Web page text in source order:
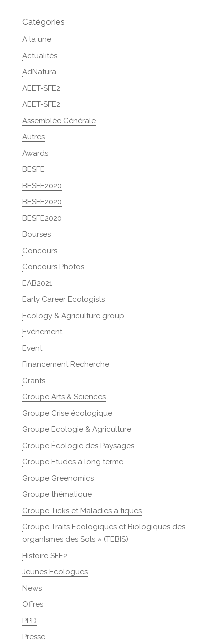
Catégories
A la une
Actualités
AdNatura
AEET-SFE2
AEET-SFE2
Assemblée Générale
Autres
Awards
BESFE
BESFE2020
BESFE2020
BESFE2020
Bourses
Concours
Concours Photos
EAB2021
Early Career Ecologists
Ecology & Agriculture group
Evènement
Event
Financement Recherche
Grants
Groupe Arts & Sciences
Groupe Crise écologique
Groupe Ecologie & Agriculture
Groupe Écologie des Paysages
Groupe Etudes à long terme
Groupe Greenomics
Groupe thématique
Groupe Ticks et Maladies à tiques
Groupe Traits Ecologiques et Biologiques des
organIsmes des Sols » (TEBIS)
Histoire SFE2
Jeunes Ecologues
News
Offres
PPD
Presse